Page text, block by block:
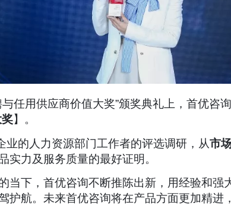
任用供应商价值大奖”颁奖典礼上，首优咨
】。
的人力资源部门工作者的评选调研，从市
实力及服务质量的最好证明。
当下，首优咨询不断推陈出新，用经验和
护航。未来首优咨询将在产品方面更加精进